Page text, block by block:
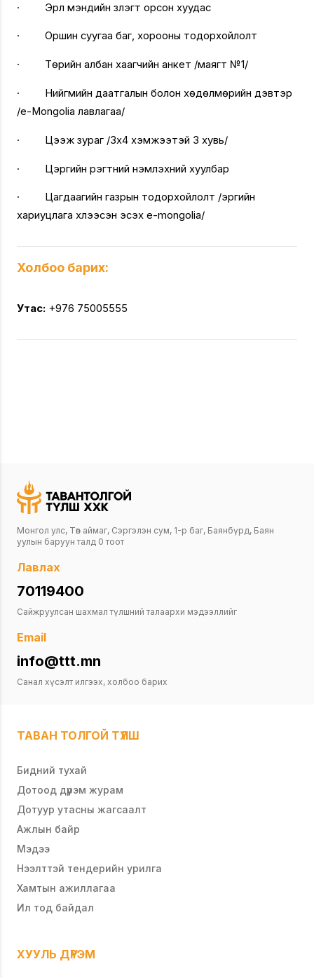
· Эрүүл мэндийн үзлэгт орсон хуудас
· Оршин суугаа баг, хорооны тодорхойлолт
· Төрийн албан хаагчийн анкет /маягт №1/
· Нийгмийн даатгалын болон хөдөлмөрийн дэвтэр
/e-Mongolia лавлагаа/
· Цээж зураг /3х4 хэмжээтэй 3 хувь/
· Цэргийн үүрэгтний үнэмлэхний хуулбар
· Цагдаагийн газрын тодорхойлолт /эрүүгийн
хариуцлага хүлээсэн эсэх e-mongolia/
Холбоо барих:
Утас: +976 75005555
Монгол улс, Төв аймаг, Сэргэлэн сум, 1-р баг, Баянбүрд, Баян
уулын баруун талд 0 тоот
Лавлах
70119400
Сайжруулсан шахмал түлшний талаархи мэдээллийг
Email
info@ttt.mn
Санал хүсэлт илгээх, холбоо барих
ТАВАН ТОЛГОЙ ТҮЛШ
Бидний тухай
Дотоод дүрэм журам
Дотуур утасны жагсаалт
Ажлын байр
Мэдээ
Нээлттэй тендерийн урилга
Хамтын ажиллагаа
Ил тод байдал
ХУУЛЬ ДҮРЭМ